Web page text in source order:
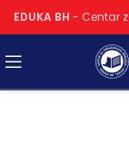
EDUKA BH - Centar